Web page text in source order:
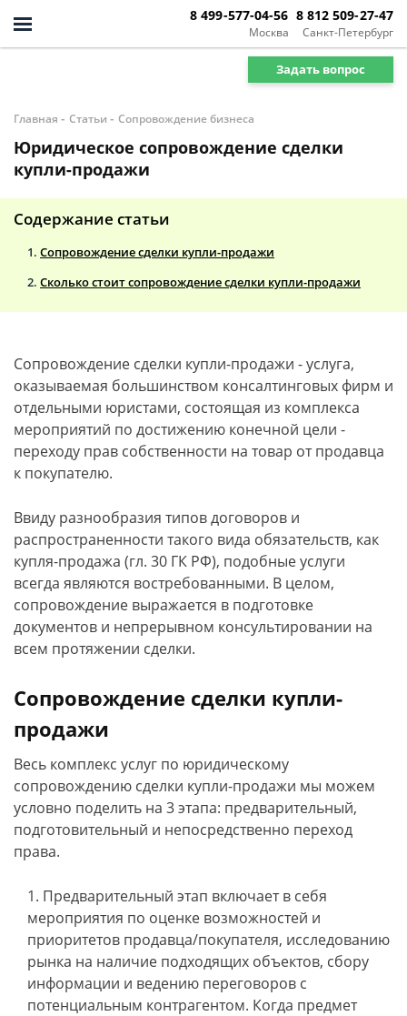
Москва
8 499-577-04-56
Санкт-Петербург
8 812 509-27-47
Задать вопрос
Главная - Статьи - Сопровождение бизнеса
Юридическое сопровождение сделки
купли-продажи
Содержание статьи
Сопровождение сделки купли-продажи
Сколько стоит сопровождение сделки купли-продажи
Сопровождение сделки купли-продажи - услуга,
оказываемая большинством консалтинговых фирм и
отдельными юристами, состоящая из комплекса
мероприятий по достижению конечной цели -
переходу прав собственности на товар от продавца
к покупателю.
Ввиду разнообразия типов договоров и
распространенности такого вида обязательств, как
купля-продажа (гл. 30 ГК РФ), подобные услуги
всегда являются востребованными. В целом,
сопровождение выражается в подготовке
документов и непрерывном консультировании на
всем протяжении сделки.
Сопровождение сделки купли-
продажи
Весь комплекс услуг по юридическому
сопровождению сделки купли-продажи мы можем
условно поделить на 3 этапа: предварительный,
подготовительный и непосредственно переход
права.
Предварительный этап включает в себя
мероприятия по оценке возможностей и
приоритетов продавца/покупателя, исследованию
рынка на наличие подходящих объектов, сбору
информации и ведению переговоров с
потенциальным контрагентом. Когда предмет